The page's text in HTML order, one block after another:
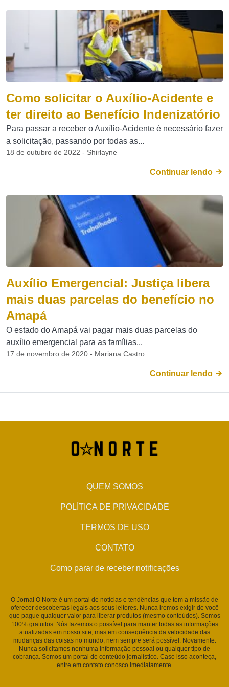
Como solicitar o Auxílio-Acidente e
ter direito ao Benefício Indenizatório
Para passar a receber o Auxílio-Acidente é necessário fazer
a solicitação, passando por todas as...
18 de outubro de 2022 - Shirlayne
Continuar lendo
Auxílio Emergencial: Justiça libera
mais duas parcelas do benefício no
Amapá
O estado do Amapá vai pagar mais duas parcelas do
auxílio emergencial para as famílias...
17 de novembro de 2020 - Mariana Castro
Continuar lendo
QUEM SOMOS
POLÍTICA DE PRIVACIDADE
TERMOS DE USO
CONTATO
Como parar de receber notificações
O Jornal O Norte é um portal de notícias e tendências que tem a missão de
oferecer descobertas legais aos seus leitores. Nunca iremos exigir de você
que pague qualquer valor para liberar produtos (mesmo conteúdos). Somos
100% gratuitos. Nós fazemos o possível para manter todas as informações
atualizadas em nosso site, mas em consequência da velocidade das
mudanças das coisas no mundo, nem sempre será possível. Novamente:
Nunca solicitamos nenhuma informação pessoal ou qualquer tipo de
cobrança. Somos um portal de conteúdo jornalístico. Caso isso aconteça,
entre em contato conosco imediatamente.